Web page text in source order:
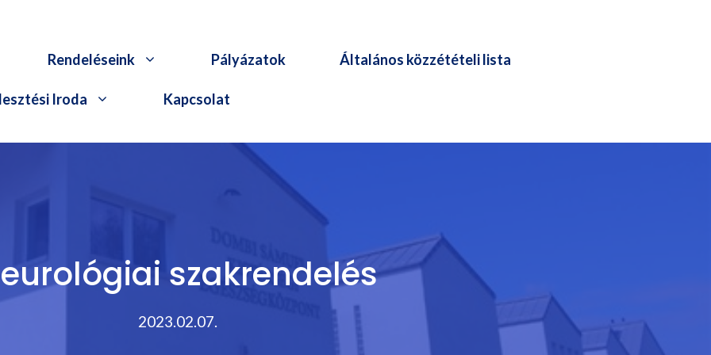
Rendeléseink Pályázatok Általános közzétételi lista
Iroda Kapcsolat
szakrendelés
2023.02.07.